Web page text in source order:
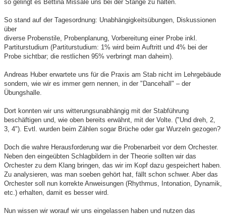
so gelingt es Bettina Missale uns bei der Stange zu halten.
So stand auf der Tagesordnung: Unabhängigkeitsübungen, Diskussionen
über
diverse Probenstile, Probenplanung, Vorbereitung einer Probe inkl.
Partiturstudium (Partiturstudium: 1% wird beim Auftritt und 4% bei der
Probe sichtbar; die restlichen 95% verbringt man daheim).
Andreas Huber erwartete uns für die Praxis am Stab nicht im Lehrgebäude
sondern, wie wir es immer gern nennen, in der "Dancehall" – der
Übungshalle.
Dort konnten wir uns witterungsunabhängig mit der Stabführung
beschäftigen und, wie oben bereits erwähnt, mit der Volte. ("Und dreh, 2,
3, 4"). Evtl. wurden beim Zählen sogar Brüche oder gar Wurzeln gezogen?
Doch die wahre Herausforderung war die Probenarbeit vor dem Orchester.
Neben den eingeübten Schlagbildern in der Theorie sollten wir das
Orchester zu dem Klang bringen, das wir im Kopf dazu gespeichert haben.
Zu analysieren, was man soeben gehört hat, fällt schon schwer. Aber das
Orchester soll nun korrekte Anweisungen (Rhythmus, Intonation, Dynamik,
etc.) erhalten, damit es besser wird.
Nun wissen wir worauf wir uns eingelassen haben und nutzen das